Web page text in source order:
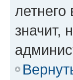
значит,